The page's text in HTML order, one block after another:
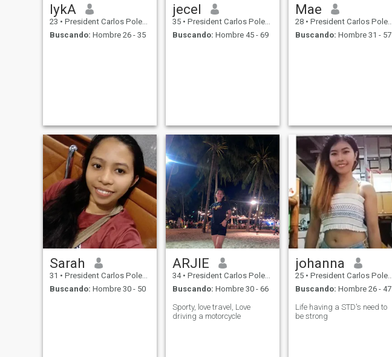
lykA
23 • President Carlos Polestico Garcia, Bohol, Filipinas
Buscando: Hombre 26 - 35
jecel
35 • President Carlos Polestico Garcia, Bohol, Filipinas
Buscando: Hombre 45 - 69
Mae
28 • President Carlos Polestico Garcia, Bohol, Filipinas
Buscando: Hombre 31 - 57
Sarah
31 • President Carlos Polestico Garcia, Bohol, Filipinas
Buscando: Hombre 30 - 50
ARJIE
34 • President Carlos Polestico Garcia, Bohol, Filipinas
Buscando: Hombre 30 - 66
Sporty, love travel, Love
driving a motorcycle
johanna
25 • President Carlos Polestico Garcia, Bohol, Filipinas
Buscando: Hombre 26 - 47
Life having a STD's need to
be strong